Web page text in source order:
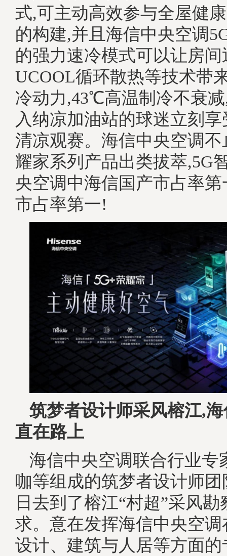
式,可主动高效参与全屋健
的构建,并且海信中央空调
的强力速冷模式可以让房
UCOOL循环散热等技术带
冷动力,43℃高温制冷不衰
入纳凉加油站的球迷立刻
清凉观赛。海信中央空调不
耀家系列产品出类拔萃,5G
央空调中海信国产市占率
市占率第一!
筑梦者设计师采风榕江,
直在路上
海信中央空调联合行业专
咖等组成的筑梦者设计师团
日去到了榕江“村超”采风
求。意在发挥海信中央空
设计、建筑与人居等方面